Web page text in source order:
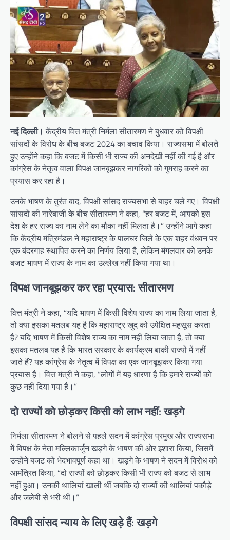
नई दिल्ली। केंद्रीय वित्त मंत्री निर्मला सीतारमण ने बुधवार को विपक्षी
सांसदों के विरोध के बीच बजट 2024 का बचाव किया। राज्यसभा में बोलते
हुए उन्होंने कहा कि बजट में किसी भी राज्य की अनदेखी नहीं की गई है और
कांग्रेस के नेतृत्व वाला विपक्ष जानबूझकर नागरिकों को गुमराह करने का
प्रयास कर रहा है।
उनके भाषण के तुरंत बाद, विपक्षी सांसद राज्यसभा से बाहर चले गए। विपक्षी
सांसदों की नारेबाजी के बीच सीतारमण ने कहा, “हर बजट में, आपको इस
देश के हर राज्य का नाम लेने का मौका नहीं मिलता है।” उन्होंने आगे कहा
कि केंद्रीय मंत्रिमंडल ने महाराष्ट्र के पालघर जिले के एक शहर वंधवन पर
एक बंदरगाह स्थापित करने का निर्णय लिया है, लेकिन मंगलवार को उनके
बजट भाषण में राज्य के नाम का उल्लेख नहीं किया गया था।
विपक्ष जानबूझकर कर रहा प्रयास: सीतारमण
वित्त मंत्री ने कहा, “यदि भाषण में किसी विशेष राज्य का नाम लिया जाता है,
तो क्या इसका मतलब यह है कि महाराष्ट्र खुद को उपेक्षित महसूस करता
है? यदि भाषण में किसी विशेष राज्य का नाम नहीं लिया जाता है, तो क्या
इसका मतलब यह है कि भारत सरकार के कार्यक्रम बाकी राज्यों में नहीं
जाते हैं? यह कांग्रेस के नेतृत्व में विपक्ष का एक जानबूझकर किया गया
प्रयास है। वित्त मंत्री ने कहा, “लोगों में यह धारणा है कि हमारे राज्यों को
कुछ नहीं दिया गया है।”
दो राज्यों को छोड़कर किसी को लाभ नहीं: खड़गे
निर्मला सीतारमण ने बोलने से पहले सदन में कांग्रेस प्रमुख और राज्यसभा
में विपक्ष के नेता मल्लिकार्जुन खड़गे के भाषण की ओर इशारा किया, जिसमें
उन्होंने बजट को भेदभावपूर्ण कहा था। खड़गे के भाषण ने सदन में विरोध को
आमंत्रित किया, “दो राज्यों को छोड़कर किसी भी राज्य को बजट से लाभ
नहीं हुआ। उनकी थालियां खाली थीं जबकि दो राज्यों की थालियां पकौड़े
और जलेबी से भरी थीं।”
विपक्षी सांसद न्याय के लिए खड़े हैं: खड़गे